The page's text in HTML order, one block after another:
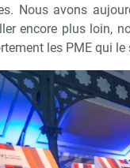
Nous avons
encore plus loin,
les PME qui